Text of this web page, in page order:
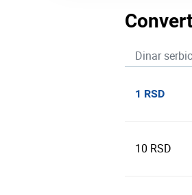
Dinar
1 RSD
10 RSD